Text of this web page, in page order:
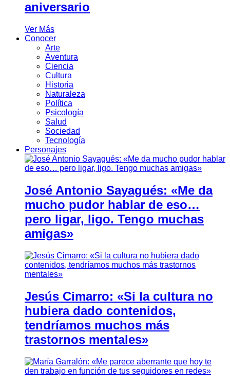
aniversario
Ver Más
Conocer
Arte
Aventura
Ciencia
Cultura
Historia
Naturaleza
Política
Psicología
Salud
Sociedad
Tecnología
Personajes
José Antonio Sayagués: «Me da
mucho pudor hablar de eso…
pero ligar, ligo. Tengo muchas
amigas»
Jesús Cimarro: «Si la cultura no
hubiera dado contenidos,
tendríamos muchos más
trastornos mentales»